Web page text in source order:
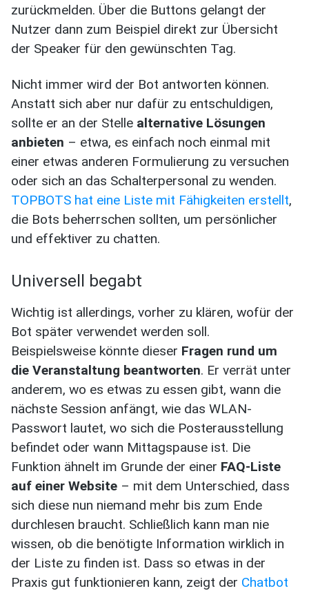
zurückmelden. Über die Buttons gelangt der
Nutzer dann zum Beispiel direkt zur Übersicht
der Speaker für den gewünschten Tag.
Nicht immer wird der Bot antworten können.
Anstatt sich aber nur dafür zu entschuldigen,
sollte er an der Stelle alternative Lösungen
anbieten – etwa, es einfach noch einmal mit
einer etwas anderen Formulierung zu versuchen
oder sich an das Schalterpersonal zu wenden.
TOPBOTS hat eine Liste mit Fähigkeiten erstellt,
die Bots beherrschen sollten, um persönlicher
und effektiver zu chatten.
Universell begabt
Wichtig ist allerdings, vorher zu klären, wofür der
Bot später verwendet werden soll.
Beispielsweise könnte dieser Fragen rund um
die Veranstaltung beantworten. Er verrät unter
anderem, wo es etwas zu essen gibt, wann die
nächste Session anfängt, wie das WLAN-
Passwort lautet, wo sich die Posterausstellung
befindet oder wann Mittagspause ist. Die
Funktion ähnelt im Grunde der einer FAQ-Liste
auf einer Website – mit dem Unterschied, dass
sich diese nun niemand mehr bis zum Ende
durchlesen braucht. Schließlich kann man nie
wissen, ob die benötigte Information wirklich in
der Liste zu finden ist. Dass so etwas in der
Praxis gut funktionieren kann, zeigt der Chatbot